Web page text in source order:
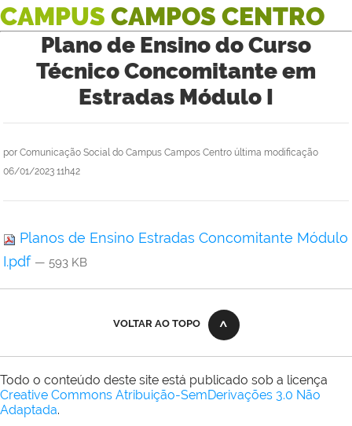
CAMPUS CAMPOS CENTRO
Plano de Ensino do Curso
Técnico Concomitante em
Estradas Módulo I
por Comunicação Social do Campus Campos Centro última modificação
06/01/2023 11h42
Planos de Ensino Estradas Concomitante Módulo
I.pdf — 593 KB
VOLTAR AO TOPO
Todo o conteúdo deste site está publicado sob a licença
Creative Commons Atribuição-SemDerivações 3.0 Não
Adaptada.